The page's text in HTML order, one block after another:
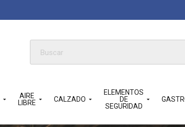
Búsqueda
AIRE
LIBRE
CALZADO
ELEMENTOS
DE
SEGURIDAD